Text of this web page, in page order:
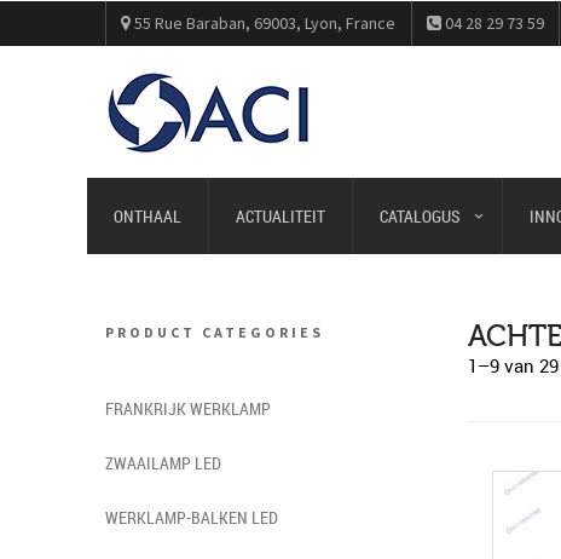
55 Rue Baraban, 69003, Lyon, France 04 28 29 73 59
ONTHAAL ACTUALITEIT CATALOGUS
1–9 van
PRODUCT CATEGORIES
FRANKRIJK WERKLAMP
ZWAAILAMP LED
WERKLAMP-BALKEN LED